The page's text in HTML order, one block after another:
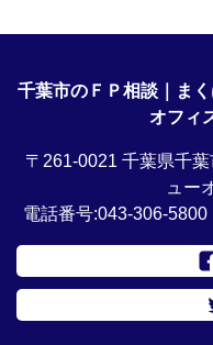
千葉市のＦＰ相談｜ま
オフィ
〒261-0021 千葉県千
ュー
電話番号:043-306-5800